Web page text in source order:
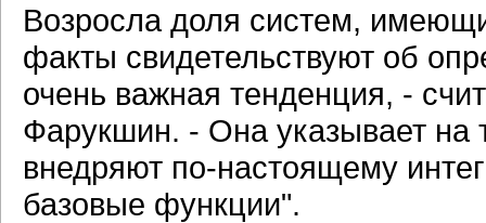
Возросла доля систем,
факты свидетельствуют об
очень важная тенденция, -
Фарукшин. - Она указывает на
внедряют по-настоящему
базовые функции".